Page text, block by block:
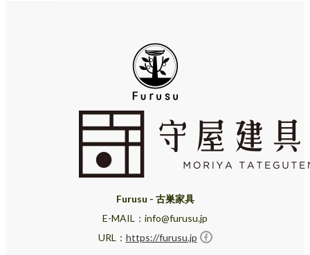
Furusu - 古巣家具
E-MAIL：info@furusu.jp
URL： https://furusu.jp